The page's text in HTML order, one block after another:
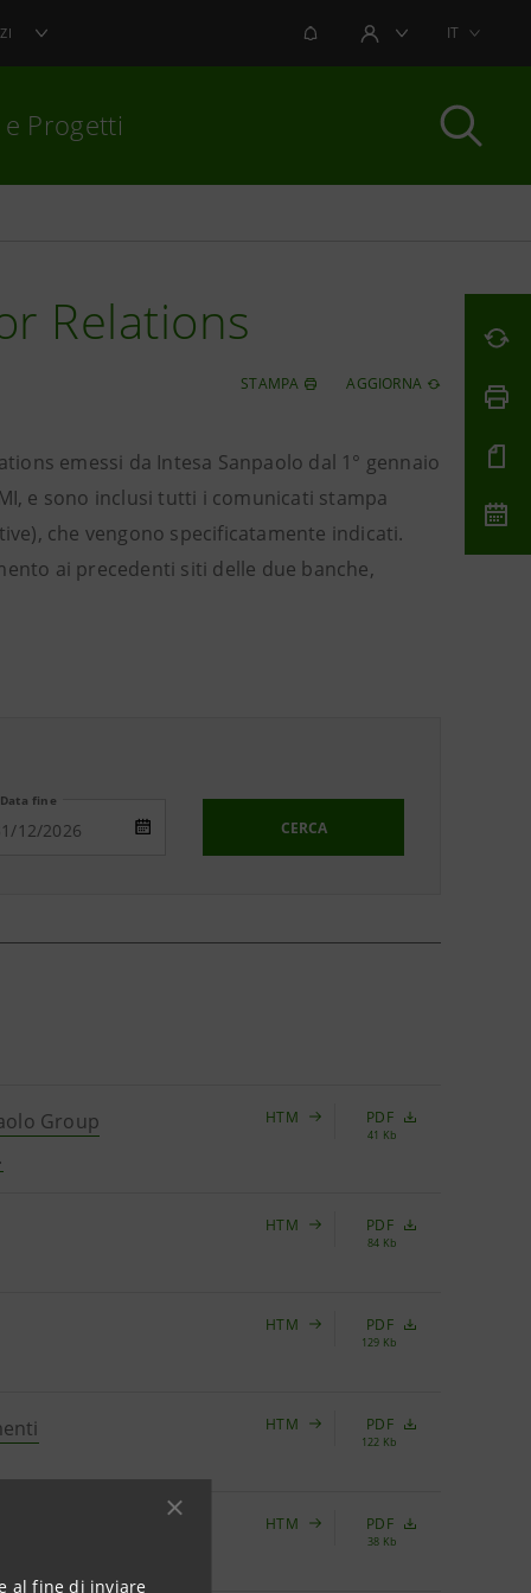
al fine di inviare
NOTIFICHEAREA UTENTEIT
e Progetti
Relations
STAMPA AGGIORNA
emessi da Intesa Sanpaolo dal 1° gennaio
e sono inclusi tutti i comunicati stampa
che vengono specificatamente indicati.
ai precedenti siti delle due banche,
Data fine
CERCA
Group
HTM PDF
41 Kb
HTM PDF
84 Kb
HTM PDF
129 Kb
HTM PDF
122 Kb
HTM PDF
38 Kb